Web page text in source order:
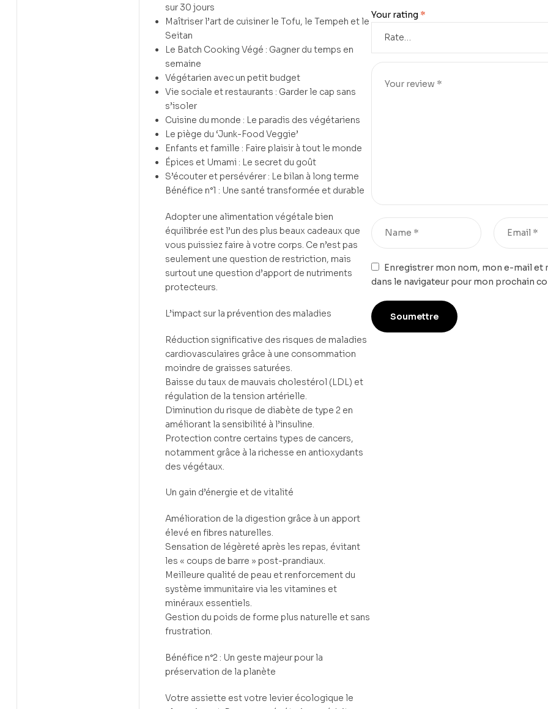
sur 30 jours
Maîtriser l’art de cuisiner le Tofu, le Tempeh et le
Seitan
Le Batch Cooking Végé : Gagner du temps en
semaine
Végétarien avec un petit budget
Vie sociale et restaurants : Garder le cap sans
s’isoler
Cuisine du monde : Le paradis des végétariens
Le piège du ‘Junk-Food Veggie’
Enfants et famille : Faire plaisir à tout le monde
Épices et Umami : Le secret du goût
S’écouter et persévérer : Le bilan à long terme
Bénéfice n°1 : Une santé transformée et durable
Adopter une alimentation végétale bien
équilibrée est l’un des plus beaux cadeaux que
vous puissiez faire à votre corps. Ce n’est pas
seulement une question de restriction, mais
surtout une question d’apport de nutriments
protecteurs.
L’impact sur la prévention des maladies
Réduction significative des risques de maladies
cardiovasculaires grâce à une consommation
moindre de graisses saturées.
Baisse du taux de mauvais cholestérol (LDL) et
régulation de la tension artérielle.
Diminution du risque de diabète de type 2 en
améliorant la sensibilité à l’insuline.
Protection contre certains types de cancers,
notamment grâce à la richesse en antioxydants
des végétaux.
Un gain d’énergie et de vitalité
Amélioration de la digestion grâce à un apport
élevé en fibres naturelles.
Sensation de légèreté après les repas, évitant
les « coups de barre » post-prandiaux.
Meilleure qualité de peau et renforcement du
système immunitaire via les vitamines et
minéraux essentiels.
Gestion du poids de forme plus naturelle et sans
frustration.
Bénéfice n°2 : Un geste majeur pour la
préservation de la planète
Votre assiette est votre levier écologique le
Your rating *
Enregistrer mon nom, mon e-mail et
dans le navigateur pour mon prochain